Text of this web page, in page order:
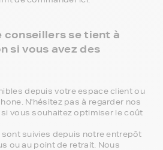
conseillers se tient à
si vous avez des
depuis votre espace client ou
N'hésitez pas à regarder nos
vous souhaitez optimiser le coût
suivies depuis notre entrepôt
ou au point de retrait. Nous